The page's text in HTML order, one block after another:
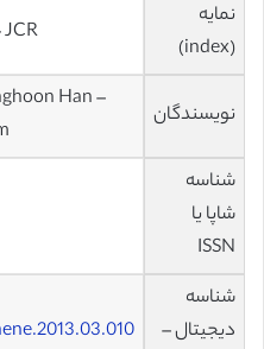
نمایه
(index)
نویسندگان
Han –
شناسه
شاپا یا
ISSN
شناسه
دیجیتال –